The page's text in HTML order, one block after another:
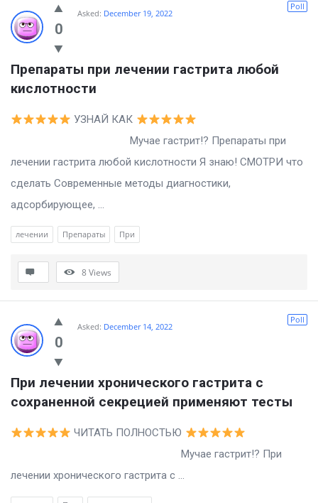
0
Poll
Asked: December 19, 2022
Препараты при лечении гастрита любой
кислотности
УЗНАЙ КАК
Мучае гастрит!? Препараты при
лечении гастрита любой кислотности Я знаю! СМОТРИ что
сделать Современные методы диагностики,
адсорбирующее, ...
лечении Препараты При
8Views
0
Poll
Asked: December 14, 2022
При лечении хронического гастрита с
сохраненной секрецией применяют тесты
ЧИТАТЬ ПОЛНОСТЬЮ
Мучае гастрит!? При
лечении хронического гастрита с ...